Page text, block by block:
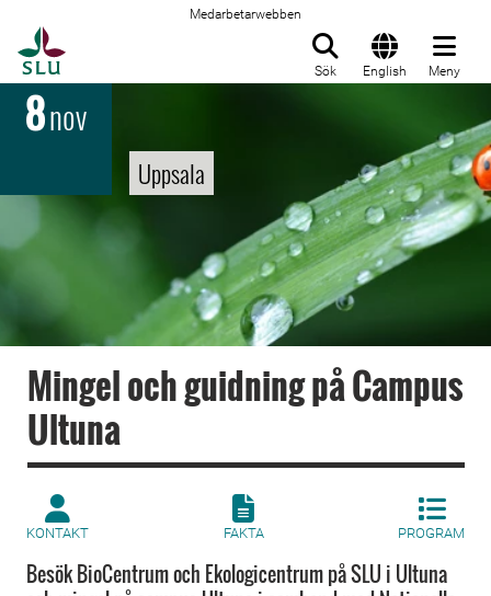
Medarbetarwebben
Sök English Meny
8nov
Uppsala
Mingel och guidning på Campus
Ultuna
KONTAKT FAKTA PROGRAM
Besök BioCentrum och Ekologicentrum på SLU i Ultuna